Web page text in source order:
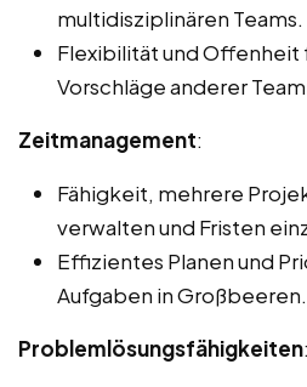
multidisziplinären Teams.
Flexibilität und Offenheit
Vorschläge anderer
Zeitmanagement:
Fähigkeit, mehrere
verwalten und Fristen
Effizientes Planen und
Aufgaben in Großbeeren.
Problemlösungsfähigkeiten: